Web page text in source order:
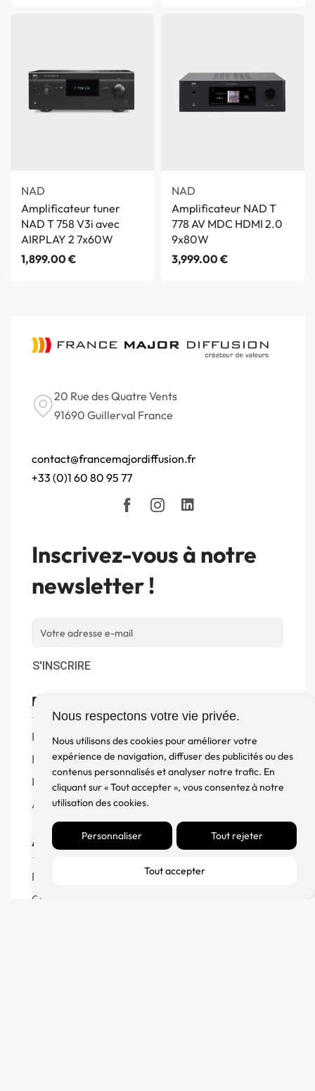
Nous respectons votre vie privée.
Nous utilisons des cookies pour améliorer votre
expérience de navigation, diffuser des publicités ou des
contenus personnalisés et analyser notre trafic. En
cliquant sur « Tout accepter », vous consentez à notre
utilisation des cookies.
Personnaliser Tout rejeter
Tout accepter
NAD
Amplificateur tuner
NAD T 758 V3i avec
AIRPLAY 2 7x60W
1,899.00€
NAD
Amplificateur NAD T
778 AV MDC HDMI 2.0
9x80W
3,999.00€
20 Rue des Quatre Vents
91690 Guillerval France
contact@francemajordiffusion.fr
+33 (0)1 60 80 95 77
Inscrivez-vous à notre
newsletter !
S'INSCRIRE
Boutique
Produits
Enceintes
Meuble, Rack et Support
Accessoires
Aide
FAQ
CGV